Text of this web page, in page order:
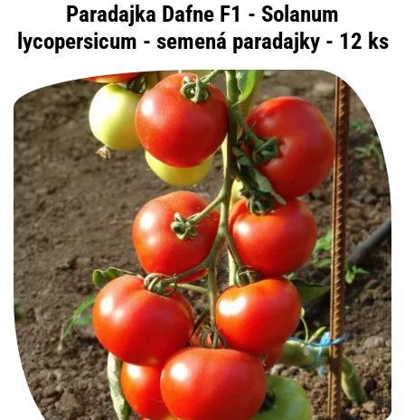
Paradajka Dafne F1 - Solanum
lycopersicum - semená paradajky - 12 ks